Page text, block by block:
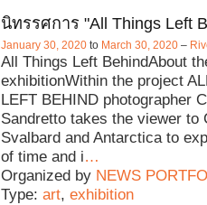
นิทรรศการ "All Things Left
January 30, 2020 to March 30, 2020 –
All Things Left BehindAbout
exhibitionWithin the project
LEFT BEHIND photographer
Sandretto takes the viewer to
Svalbard and Antarctica to
of time and i…
Organized by NEWS
Type: art, exhibition